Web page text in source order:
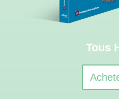
Tous